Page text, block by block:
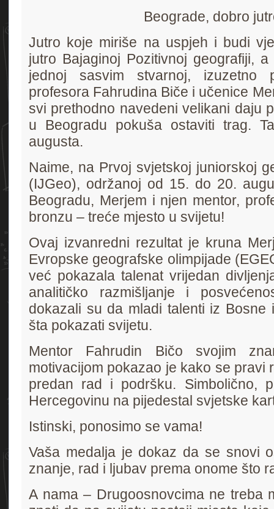
Beograde, dobro
Jutro koje miriše na uspjeh i budi
jutro Bajaginoj Pozitivnoj geografiji,
jednoj sasvim stvarnoj, izuzetno
profesora Fahrudina Biče i učenice
svi prethodno navedeni velikani daju
u Beogradu pokuša ostaviti trag.
augusta.
Naime, na Prvoj svjetskoj juniorskoj
(IJGeo), održanoj od 15. do 20.
Beogradu, Merjem i njen mentor,
bronzu – treće mjesto u svijetu!
Ovaj izvanredni rezultat je kruna
Evropske geografske olimpijade
već pokazala talenat vrijedan
analitičko razmišljanje i
dokazali su da mladi talenti iz Bosne
šta pokazati svijetu.
Mentor Fahrudin Bičo svojim
motivacijom pokazao je kako se pravi
predan rad i podršku. Simbolično,
Hercegovinu na pijedestal svjetske
Istinski, ponosimo se vama!
Vaša medalja je dokaz da se snovi
znanje, rad i ljubav prema onome što
A nama – Drugoosnovcima ne treba